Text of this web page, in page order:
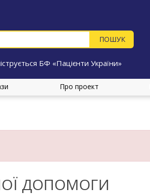
БФ «Пацієнти України»
Про проект
ДОПОМОГИ